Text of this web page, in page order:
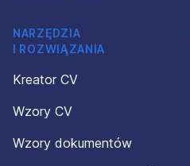
NARZĘDZIA
I ROZWIĄZANIA
Kreator CV
Wzory CV
Wzory dokumentów